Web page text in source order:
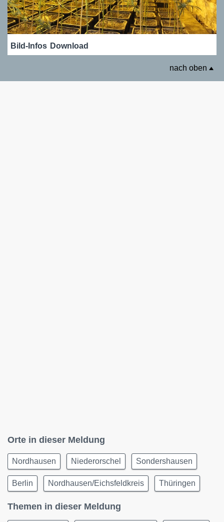
Bild-Infos Download
nach oben
Orte in dieser Meldung
Nordhausen Niederorschel Sondershausen
Berlin Nordhausen/Eichsfeldkreis Thüringen
Themen in dieser Meldung